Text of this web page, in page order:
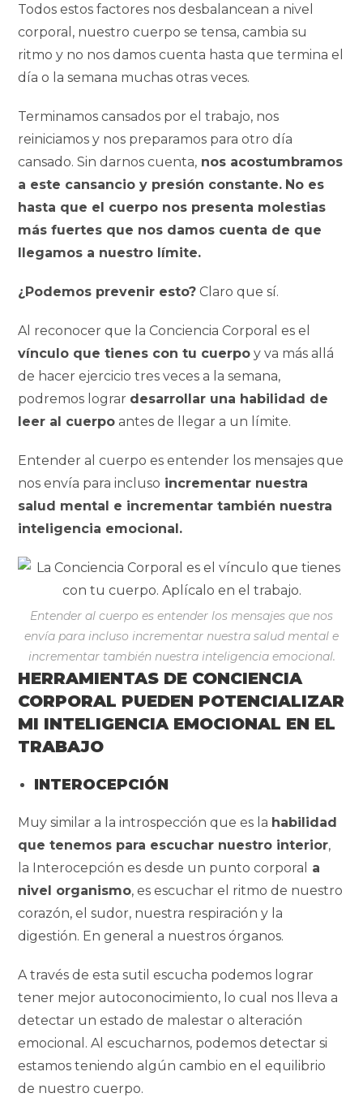
Todos estos factores nos desbalancean a nivel
corporal, nuestro cuerpo se tensa, cambia su
ritmo y no nos damos cuenta hasta que termina el
día o la semana muchas otras veces.
Terminamos cansados por el trabajo, nos
reiniciamos y nos preparamos para otro día
cansado. Sin darnos cuenta, nos acostumbramos
a este cansancio y presión constante. No es
hasta que el cuerpo nos presenta molestias
más fuertes que nos damos cuenta de que
llegamos a nuestro límite.
¿Podemos prevenir esto? Claro que sí.
Al reconocer que la Conciencia Corporal es el
vínculo que tienes con tu cuerpo y va más allá
de hacer ejercicio tres veces a la semana,
podremos lograr desarrollar una habilidad de
leer al cuerpo antes de llegar a un límite.
Entender al cuerpo es entender los mensajes que
nos envía para incluso incrementar nuestra
salud mental e incrementar también nuestra
inteligencia emocional.
Entender al cuerpo es entender los mensajes que nos
envía para incluso incrementar nuestra salud mental e
incrementar también nuestra inteligencia emocional.
HERRAMIENTAS DE CONCIENCIA
CORPORAL PUEDEN POTENCIALIZAR
MI INTELIGENCIA EMOCIONAL EN EL
TRABAJO
INTEROCEPCIÓN
Muy similar a la introspección que es la habilidad
que tenemos para escuchar nuestro interior,
la Interocepción es desde un punto corporal
a
nivel organismo, es escuchar el ritmo de nuestro
corazón, el sudor, nuestra respiración y la
digestión. En general a nuestros órganos.
A través de esta sutil escucha podemos lograr
tener mejor autoconocimiento, lo cual nos lleva a
detectar un estado de malestar o alteración
emocional. Al escucharnos, podemos detectar si
estamos teniendo algún cambio en el equilibrio
de nuestro cuerpo.